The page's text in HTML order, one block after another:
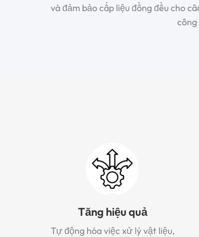
và đảm bảo cấp liệu đồng đều cho
công
Tăng hiệu quả
Tự động hóa việc xử lý vật liệu,